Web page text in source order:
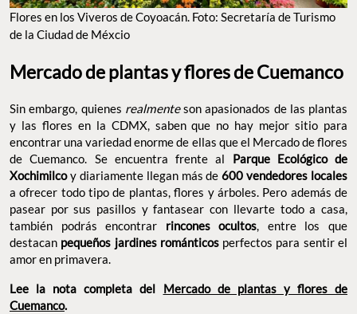
Flores en los Viveros de Coyoacán. Foto: Secretaría de Turismo
de la Ciudad de Méxcio
Mercado de plantas y flores de Cuemanco
Sin embargo, quienes realmenteson apasionados de las plantas
y las flores en la CDMX, saben que no hay mejor sitio para
encontrar una variedad enorme de ellas que el Mercado de flores
de Cuemanco. Se encuentra frente al Parque Ecológico de
Xochimilcoy diariamente llegan más de600 vendedores locales
a ofrecer todo tipo de plantas, flores y árboles. Pero además de
pasear por sus pasillos y fantasear con llevarte todo a casa,
también podrás encontrar rincones ocultos, entre los que
destacan pequeños jardines románticosperfectos para sentir el
amor en primavera.
Lee la nota completa del Mercado de plantas y flores de
Cuemanco.